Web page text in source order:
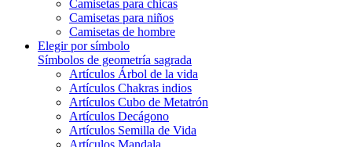
Camisetas para chicas
Camisetas para niños
Camisetas de hombre
Elegir por símbolo
Símbolos de geometría sagrada
Artículos Árbol de la vida
Artículos Chakras indios
Artículos Cubo de Metatrón
Artículos Decágono
Artículos Semilla de Vida
Artículos Mandala